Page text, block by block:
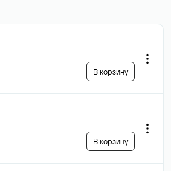
В корзину
В корзину